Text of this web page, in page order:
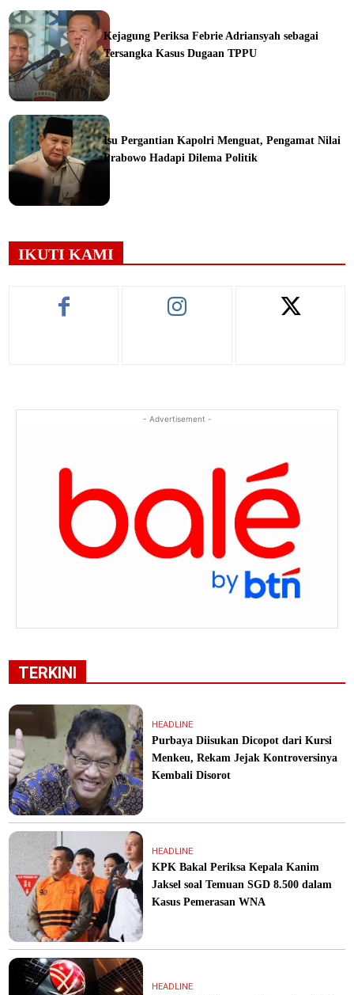
Kejagung Periksa Febrie Adriansyah sebagai
Tersangka Kasus Dugaan TPPU
Isu Pergantian Kapolri Menguat, Pengamat Nilai
Prabowo Hadapi Dilema Politik
IKUTI KAMI
- Advertisement -
TERKINI
HEADLINE
Purbaya Diisukan Dicopot dari Kursi
Menkeu, Rekam Jejak Kontroversinya
Kembali Disorot
HEADLINE
KPK Bakal Periksa Kepala Kanim
Jaksel soal Temuan SGD 8.500 dalam
Kasus Pemerasan WNA
HEADLINE